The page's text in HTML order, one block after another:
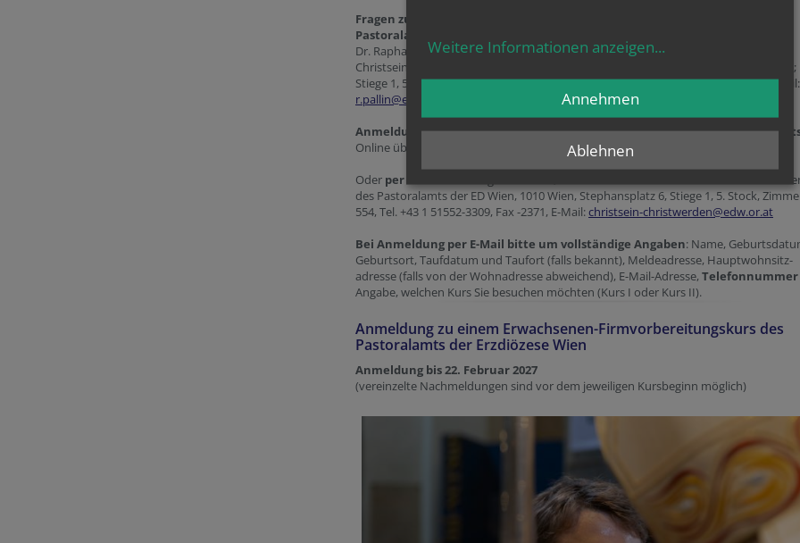
Fragen zur persönlichen Teilnahme an den Firmvorbereitungskursen im
Pastoralamt oder zu weiteren Möglichkeiten:
Dr. Raphaela Pallin, Referentin für Erwachsenenkatechumenat im Bereich
Christsein.Christwerden des Pastoralamts der ED Wien: 1010 Wien, Stephansplatz 6;
Stiege 1, 5. Stock, Zimmer 503,Tel. +43 1 51552-3120, Mobil: +43 676 559 84 37, E-Mail:
r.pallin@edw.or.at
Telefonnummerfür Rückrufe angeben).
Anmeldung zu einem Erwachsenen-Firmvorbereitungskurs des
Online über das untenstehende
Anmeldeformular.
Oder per E-Mail
an Fr. Ingrid Arnhold, Assistentin im Bereich
des Pastoralamts der ED Wien, 1010 Wien, Stephansplatz 6, Stiege 1, 5. Stock,
554, Tel. +43 1 51552-3309, Fax -2371, E-Mail:christsein-christwerden@edw.or.at
Bei Anmeldung per E-Mail bitte um vollständige Angaben: Name,
Geburtsort, Taufdatum und Taufort (falls bekannt), Meldeadresse, Hauptwohnsitz-
adresse (falls von der Wohnadresse abweichend), E-Mail-Adresse,Telefonnummer
Angabe, welchen Kurs Sie besuchen möchten (Kurs I oder Kurs II).
Anmeldung zu einem Erwachsenen-Firmvorbereitungskurs des
Pastoralamts der Erzdiözese Wien
Anmeldung bis 22. Februar 2027
(vereinzelte Nachmeldungen sind vor dem jeweiligen Kursbeginn möglich)
Weitere Informationen anzeigen...
Ablehnen
Annehmen